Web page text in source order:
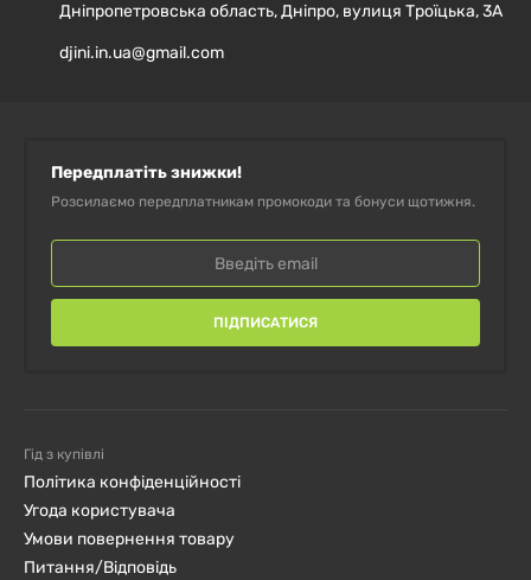
Дніпропетровська область, Дніпро, вулиця Троїцька, 3А
djini.in.ua@gmail.com
Передплатіть знижки!
Розсилаємо передплатникам промокоди та бонуси щотижня.
ПІДПИСАТИСЯ
Гід з купівлі
Політика конфіденційності
Угода користувача
Умови повернення товару
Питання/Відповідь